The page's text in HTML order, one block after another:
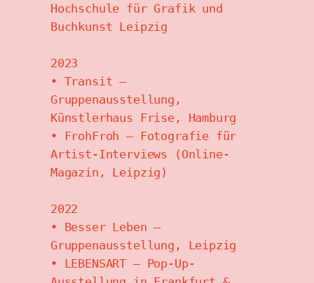
Hochschule für Grafik und
Buchkunst Leipzig
2023
• Transit –
Gruppenausstellung,
Künstlerhaus Frise, Hamburg
• FrohFroh – Fotografie für
Artist-Interviews (Online-
Magazin, Leipzig)
2022
• Besser Leben –
Gruppenausstellung, Leipzig
• LEBENSART – Pop-Up-